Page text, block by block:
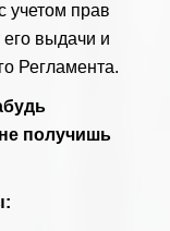
учетом прав
выдачи и
Регламента.
получишь